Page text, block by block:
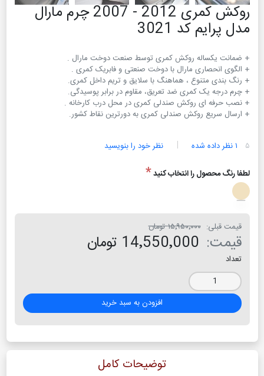
روکش کمری 2012 - 2007 چرم مارال
مدل پرایم کد 3021
+ ارسال سریع روکش صندلی کمری به دورترین نقاط کشور.
۵ ۱ نظر داده شده نظر خود را بنویسید
لطفا رنگ محصول را انتخاب کنید*
قیمت قبلی: ۱۵٬۹۵۰٬۰۰۰ تومان
قیمت: 14٬550٬000 تومان
تعداد
افزودن به سبد خرید
توضیحات کامل